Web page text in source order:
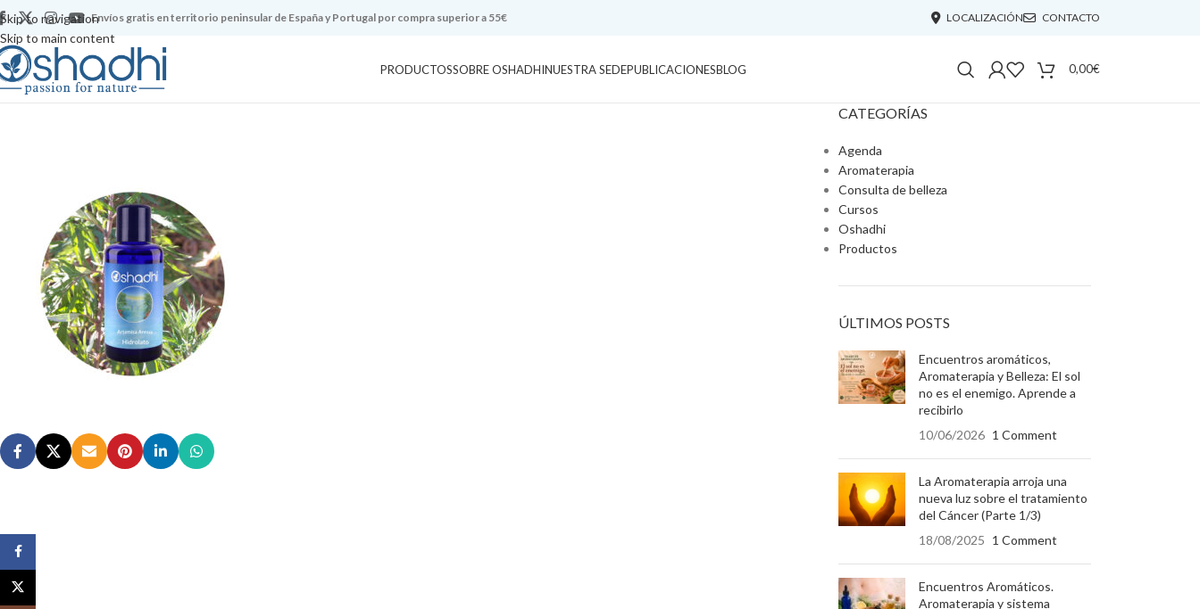
Skip to navigation
Skip to main content
Envíos gratis en territorio peninsular de España y Portugal por compra superior a 55€ LOCALIZACIÓN CONTACTO
PRODUCTOSSOBRE OSHADHINUESTRA SEDEPUBLICACIONESBLOG 0,00€
CATEGORÍAS
Agenda
Aromaterapia
Consulta de belleza
Cursos
Oshadhi
Productos
ÚLTIMOS POSTS
Encuentros aromáticos,
Aromaterapia y Belleza: El sol
no es el enemigo. Aprende a
recibirlo
10/06/2026 1 Comment
La Aromaterapia arroja una
nueva luz sobre el tratamiento
del Cáncer (Parte 1/3)
18/08/2025 1 Comment
Encuentros Aromáticos.
Aromaterapia y sistema